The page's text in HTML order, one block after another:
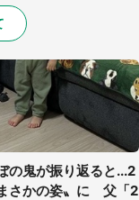
の鬼が振り返ると...2
さかの姿〟に 父「2